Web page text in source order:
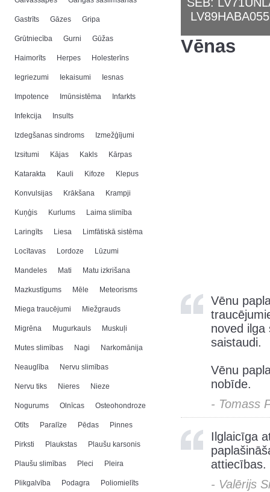
Gastrīts Gāzes Gripa
Grūtniecība Gurni Gūžas
Haimorīts Herpes Holesterīns
Iegriezumi Iekaisumi Iesnas
Impotence Imūnsistēma Infarkts
Infekcija Insults
Izdegšanas sindroms Izmežģījumi
Izsitumi Kājas Kakls Kārpas
Katarakta Kauli Kifoze Klepus
Konvulsijas Krākšana Krampji
Kuņģis Kurlums Laima slimība
Laringīts Liesa Limfātiskā sistēma
Locītavas Lordoze Lūzumi
Mandeles Mati Matu izkrišana
Mazkustīgums Mēle Meteorisms
Miega traucējumi Miežgrauds
Migrēna Mugurkauls Muskuļi
Mutes slimības Nagi Narkomānija
Neauglība Nervu slimības
Nervu tiks Nieres Nieze
Nogurums Olnīcas Osteohondroze
Otīts Paralīze Pēdas Pinnes
Pirksti Plaukstas Plaušu karsonis
Plaušu slimības Pleci Pleira
Plikgalvība Podagra Poliomielīts
Vēnas
Vēnu
noved ilga
saistaudi.
Vēnu
nobīde.
- Tomass
Ilglaicīga
attiecības.
- Valērijs